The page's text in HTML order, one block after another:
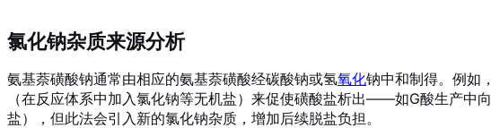
氯化钠杂质来源分析
氨基萘磺酸钠通常由相应的氨基萘磺酸经碳酸钠或氢氧化钠中和制得。例如
（在反应体系中加入氯化钠等无机盐）来促使磺酸盐析出——如G酸生产
盐）
，但此法会引入新的氯化钠杂质，增加后续脱盐负担。